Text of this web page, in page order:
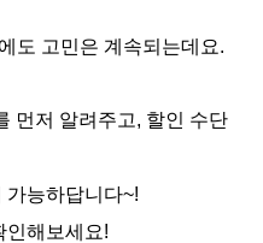
도 고민은 계속되는데요.
먼저 알려주고, 할인 수단
가능하답니다~!
인해보세요!